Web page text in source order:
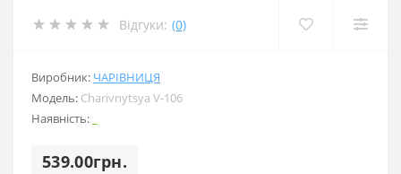
Відгуки: (0)
Виробник: ЧАРІВНИЦЯ
Модель: Charіvnytsya V-106
Наявність:
539.00грн.